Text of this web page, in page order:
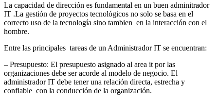
La capacidad de dirección es fundamental en un buen adminitrador
IT .La gestión de proyectos tecnológicos no solo se basa en el
correcto uso de la tecnología sino tambien en la interacción con el
hombre.
Entre las principales tareas de un Administrador IT se encuentran:
– Presupuesto: El presupuesto asignado al area it por las
organizaciones debe ser acorde al modelo de negocio. El
administrador IT debe tener una relación directa, estrecha y
confiable con la conducción de la organización.